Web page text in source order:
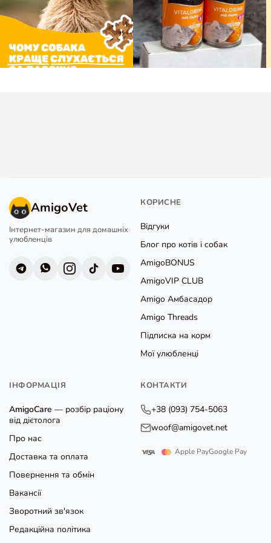
AmigoVet
Інтернет-магазин для домашніх
улюбленців
КОРИСНЕ
Відгуки
Блог про котів і собак
AmigoBONUS
AmigoVIP CLUB
Amigo Амбасадор
Amigo Threads
Підписка на корм
Мої улюбленці
ІНФОРМАЦІЯ
AmigoCare — розбір раціону
від дієтолога
Про нас
Доставка та оплата
Повернення та обмін
Вакансії
Зворотний зв'язок
Редакційна політика
КОНТАКТИ
+38 (093) 754-5063
woof@amigovet.net
Apple PayGoogle Pay